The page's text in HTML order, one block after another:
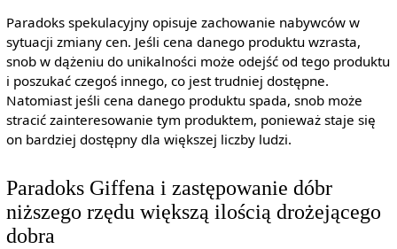
Paradoks spekulacyjny opisuje zachowanie nabywców w
sytuacji zmiany cen. Jeśli cena danego produktu wzrasta,
snob w dążeniu do unikalności może odejść od tego produktu
i poszukać czegoś innego, co jest trudniej dostępne.
Natomiast jeśli cena danego produktu spada, snob może
stracić zainteresowanie tym produktem, ponieważ staje się
on bardziej dostępny dla większej liczby ludzi.
Paradoks Giffena i zastępowanie dóbr
niższego rzędu większą ilością drożejącego
dobra